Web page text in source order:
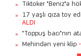
Tiktoker "Beniz"ə
17 yaşlı qıza toy
ALDI
"Toppuş bacı"nın
Mehindən yeni klip